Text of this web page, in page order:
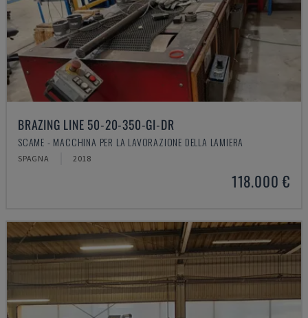
BRAZING LINE 50-20-350-GI-DR
SCAME - MACCHINA PER LA LAVORAZIONE DELLA LAMIERA
SPAGNA 2018
118.000 €